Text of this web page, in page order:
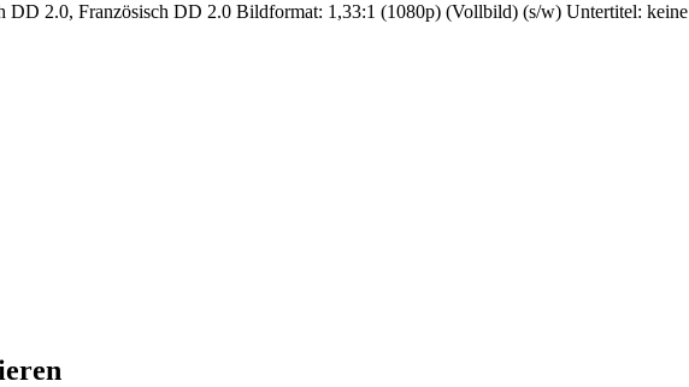
DD 2.0, Französisch DD 2.0 Bildformat: 1,33:1 (1080p) (Vollbild) (s/w) Untertitel: keine